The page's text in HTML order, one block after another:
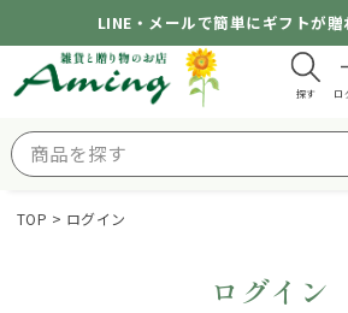
LINE・メールで簡単にギフトが贈
探す ロ
TOP ログイン
ログイン